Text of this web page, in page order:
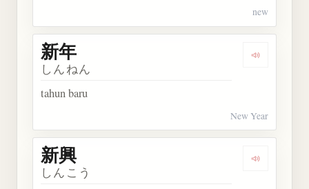
new
Dengarkan
新年
しんねん
tahun baru
New Year
Dengarkan
新興
しんこう